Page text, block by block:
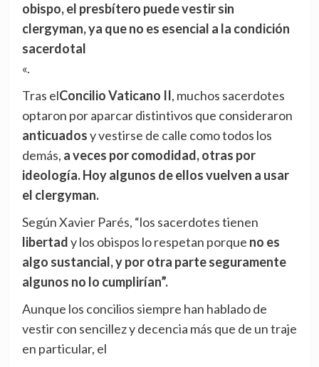
obispo, el presbítero puede vestir sin
clergyman, ya que no es esencial a la condición
sacerdotal
«.
Tras elConcilio Vaticano II, muchos sacerdotes
optaron por aparcar distintivos que consideraron
anticuadosy vestirse de calle como todos los
demás, a veces por comodidad, otras por
ideología. Hoy algunos de ellos vuelven a usar
el clergyman.
Según Xavier Parés, “los sacerdotes tienen
libertady los obispos lo respetan porque no es
algo sustancial, y por otra parte seguramente
algunos no lo cumplirían”.
Aunque los concilios siempre han hablado de
vestir con sencillez y decencia más que de un traje
en particular, el